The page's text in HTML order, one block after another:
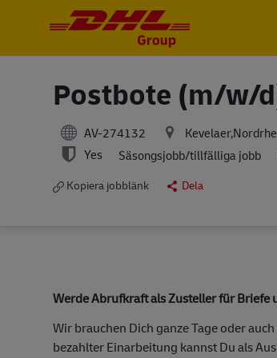
Postbote (m/w/
AV-274132
Yes
Säsongsjobb/tillfälliga jobb
Kopiera jobblänk Dela
Werde Abrufkraft als Zusteller für Briefe
Wir brauchen Dich ganze Tage oder
bezahlter Einarbeitung kannst Du als